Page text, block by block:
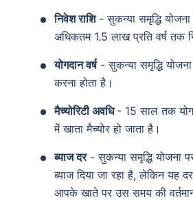
निवेश राशि- सुकन्या समृद्धि
अधिकतम 1.5 लाख प्रति वर्ष तक
योगदान वर्ष- सुकन्या समृद्धि
करना होता है।
मैच्योरिटी अवधि- 15 साल तक
में खाता मैच्योर हो जाता है।
ब्याज दर- सुकन्या समृद्धि योजना
ब्याज दिया जा रहा है, लेकिन यह
आपके खाते पर उस समय की